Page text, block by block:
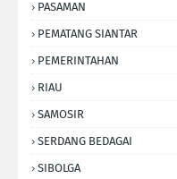
PASAMAN
PEMATANG SIANTAR
PEMERINTAHAN
RIAU
SAMOSIR
SERDANG BEDAGAI
SIBOLGA